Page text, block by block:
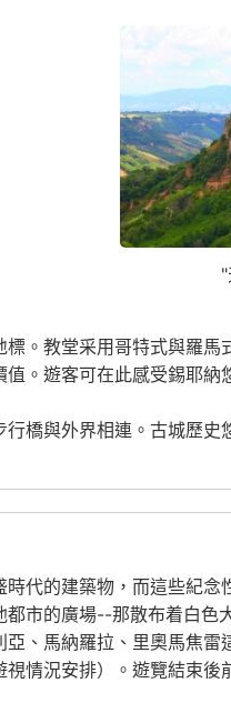
。教堂采用哥特式與羅
。遊客可在此感受錫耶納
橋與外界相連。古城歷
代的建築物，而這些紀念
市的廣場--那散布着白色
、馬納羅拉、里奧馬焦
情況安排）。遊覽結束後